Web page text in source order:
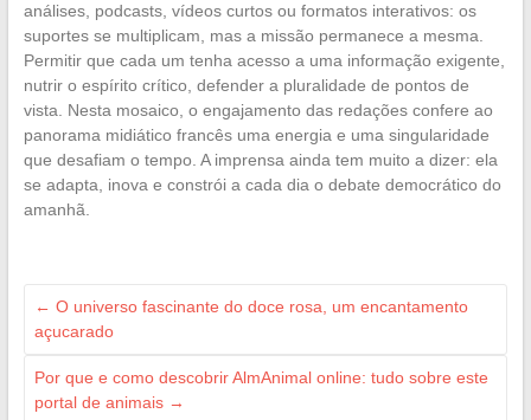
análises, podcasts, vídeos curtos ou formatos interativos: os
suportes se multiplicam, mas a missão permanece a mesma.
Permitir que cada um tenha acesso a uma informação exigente,
nutrir o espírito crítico, defender a pluralidade de pontos de
vista. Nesta mosaico, o engajamento das redações confere ao
panorama midiático francês uma energia e uma singularidade
que desafiam o tempo. A imprensa ainda tem muito a dizer: ela
se adapta, inova e constrói a cada dia o debate democrático do
amanhã.
← O universo fascinante do doce rosa, um encantamento
açucarado
Por que e como descobrir AlmAnimal online: tudo sobre este
portal de animais →